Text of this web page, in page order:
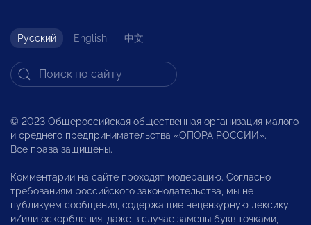
Русский English 中文
© 2023 Общероссийская общественная организация малого
и среднего предпринимательства «ОПОРА РОССИИ».
Все права защищены.
Комментарии на сайте проходят модерацию. Согласно
требованиям российского законодательства, мы не
публикуем сообщения, содержащие нецензурную лексику
и/или оскорбления, даже в случае замены букв точками,